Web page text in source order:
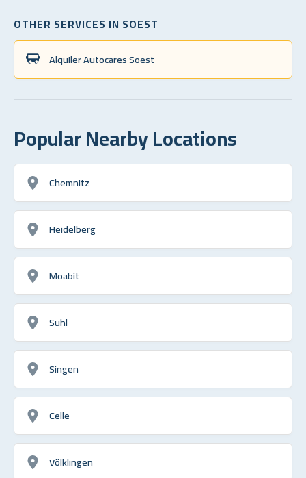
OTHER SERVICES IN SOEST
Alquiler Autocares Soest
Popular Nearby Locations
Chemnitz
Heidelberg
Moabit
Suhl
Singen
Celle
Völklingen